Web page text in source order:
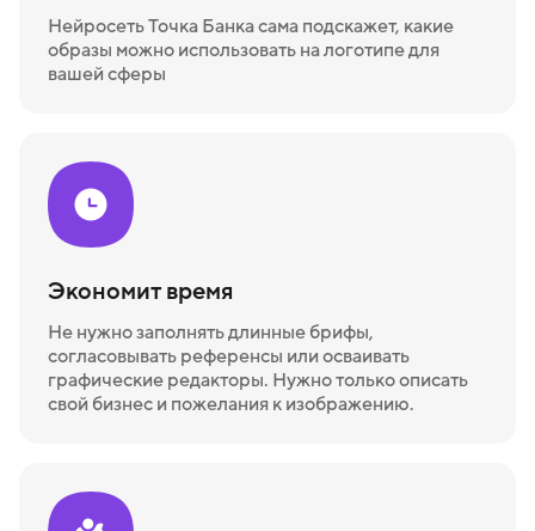
Нейросеть Точка Банка сама подскажет, какие
образы можно использовать на логотипе для
вашей сферы
Экономит время
Не нужно заполнять длинные брифы,
согласовывать референсы или осваивать
графические редакторы. Нужно только описать
свой бизнес и пожелания к изображению.